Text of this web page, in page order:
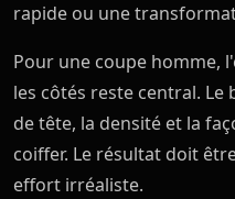
rapide ou une
Pour une coupe homme,
les côtés reste central.
de tête, la densité et la
coiffer. Le résultat doit
effort irréaliste.